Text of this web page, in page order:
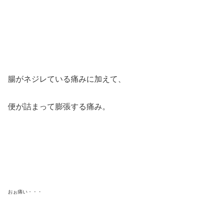
腸がネジレている痛みに加えて、
便が詰まって膨張する痛み。
おぉ痛い・・・